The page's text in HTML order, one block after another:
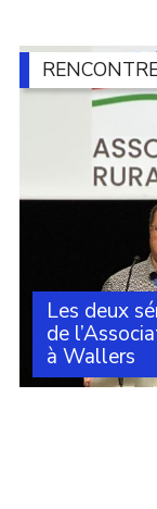
communes
Les deux
de
à Wallers
Michelle